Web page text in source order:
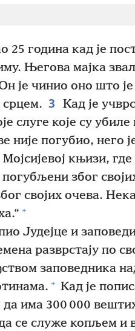
25 година кад је
Његова мајка
је чинио оно што
3
Кад је
слуге које су
није погубио, него
књизи,
због
својих очева.
+
Јудејце и
разврстају по
заповедника
+ Кад је
да има 300 000
да се служе копљем